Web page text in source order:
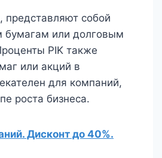
представляют собой
бумагам или долговым
PIK также
или акций в
для компаний,
роста бизнеса.
Дисконт до 40%.